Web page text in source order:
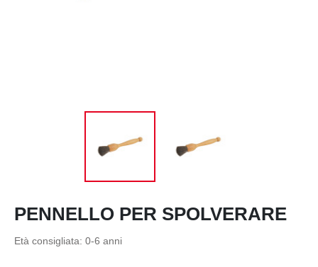
PENNELLO PER SPOLVERARE
Età consigliata: 0-6 anni